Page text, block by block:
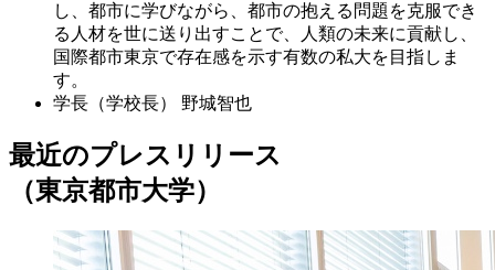
し、都市に学びながら、都市の抱える問題を克服でき
る人材を世に送り出すことで、人類の未来に貢献し、
国際都市東京で存在感を示す有数の私大を目指しま
す。
学長（学校長）
野城智也
最近のプレスリリース
（東京都市大学）